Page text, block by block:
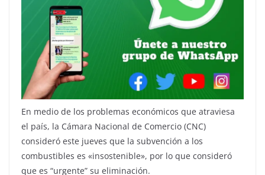
En medio de los problemas económicos que atraviesa
el país, la Cámara Nacional de Comercio (CNC)
consideró este jueves que la subvención a los
combustibles es «insostenible», por lo que consideró
que es “urgente” su eliminación.